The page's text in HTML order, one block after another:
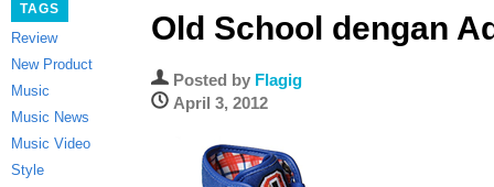
TAGS
Review
New Product
Music
Music News
Music Video
Style
Old School dengan
Posted by Flagig
April 3, 2012